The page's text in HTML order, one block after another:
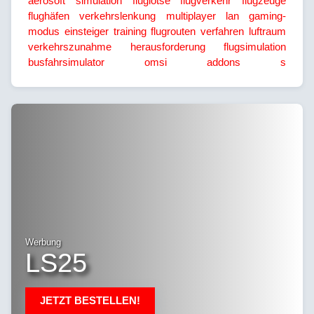
flughäfen
verkehrslenkung multiplayer lan
gaming-
modus einsteiger training flugrouten verfahren luftraum
verkehrszunahme
herausforderung
flugsimulation
busfahrsimulator
omsi addons s
Werbung
LS25
JETZT BESTELLEN!